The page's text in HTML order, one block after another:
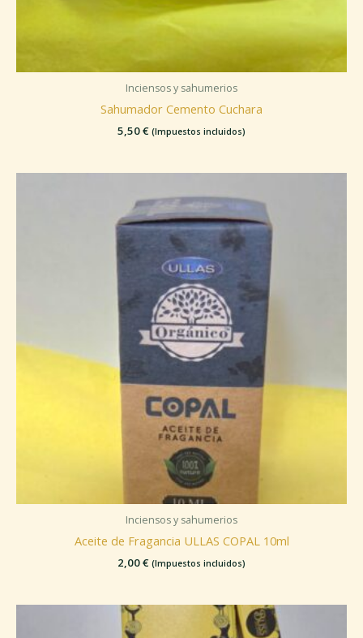
Inciensos y sahumerios
Sahumador Cemento Cuchara
5,50€ (Impuestos incluidos)
Inciensos y sahumerios
Aceite de Fragancia ULLAS COPAL 10ml
2,00€ (Impuestos incluidos)